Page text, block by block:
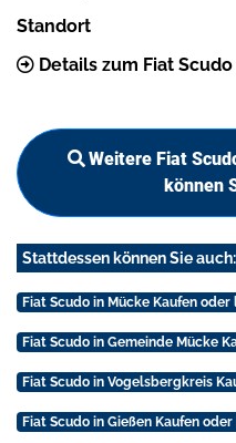
Standort
Details zum Fiat
Weitere Fiat
können
Stattdessen können Sie auch:
Fiat Scudo in Mücke Kaufen oder
Fiat Scudo in Gemeinde Mücke
Fiat Scudo in Vogelsbergkreis
Fiat Scudo in Gießen Kaufen